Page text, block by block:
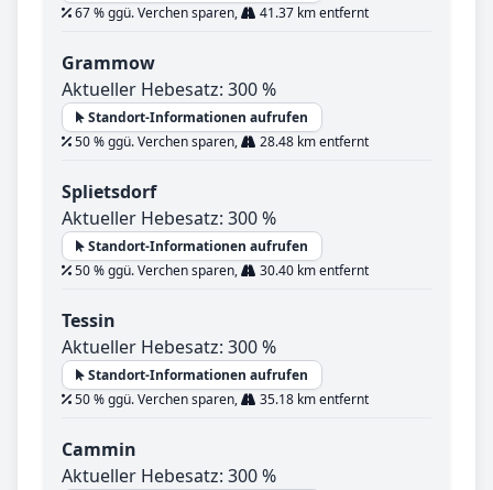
67 % ggü. Verchen sparen,
41.37 km entfernt
Grammow
Aktueller Hebesatz: 300 %
Standort-Informationen aufrufen
50 % ggü. Verchen sparen,
28.48 km entfernt
Splietsdorf
Aktueller Hebesatz: 300 %
Standort-Informationen aufrufen
50 % ggü. Verchen sparen,
30.40 km entfernt
Tessin
Aktueller Hebesatz: 300 %
Standort-Informationen aufrufen
50 % ggü. Verchen sparen,
35.18 km entfernt
Cammin
Aktueller Hebesatz: 300 %